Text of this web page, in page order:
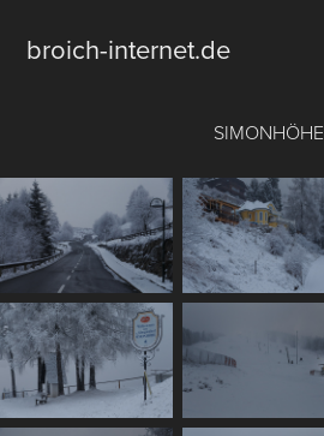
broich-internet.de
SIMONHÖHE